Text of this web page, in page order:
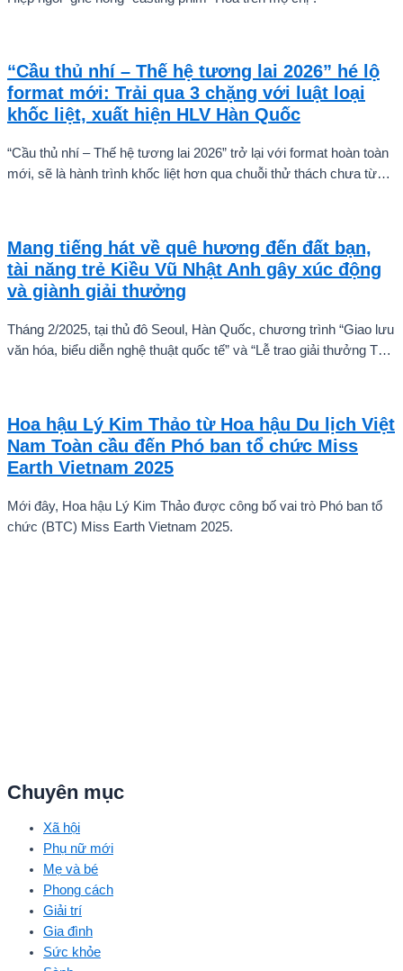
“Cầu thủ nhí – Thế hệ tương lai 2026” hé lộ
format mới: Trải qua 3 chặng với luật loại
khốc liệt, xuất hiện HLV Hàn Quốc
“Cầu thủ nhí – Thế hệ tương lai 2026” trở lại với format hoàn toàn
mới, sẽ là hành trình khốc liệt hơn qua chuỗi thử thách chưa từng
sàng chinh phục thử thách.
Mang tiếng hát về quê hương đến đất bạn,
tài năng trẻ Kiều Vũ Nhật Anh gây xúc động
và giành giải thưởng
Tháng 2/2025, tại thủ đô Seoul, Hàn Quốc, chương trình “Giao lưu
văn hóa, biểu diễn nghệ thuật quốc tế” và “Lễ trao giải thưởng Tài
ấn tượng mạnh với giọng hát trữ tình sâu lắng, mang đậm hơi thở
quê hương.
Hoa hậu Lý Kim Thảo từ Hoa hậu Du lịch Việt
Nam Toàn cầu đến Phó ban tổ chức Miss
Earth Vietnam 2025
Mới đây, Hoa hậu Lý Kim Thảo được công bố vai trò Phó ban tổ
chức (BTC) Miss Earth Vietnam 2025.
Chuyên mục
Xã hội
Phụ nữ mới
Mẹ và bé
Phong cách
Giải trí
Gia đình
Sức khỏe